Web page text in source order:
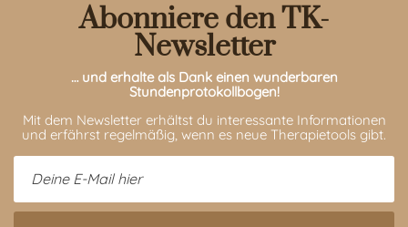
Abonniere den TK-
Newsletter
… und erhalte als Dank einen wunderbaren
Stundenprotokollbogen!
Mit dem Newsletter erhältst du interessante Informationen
und erfährst regelmäßig, wenn es neue Therapietools gibt.